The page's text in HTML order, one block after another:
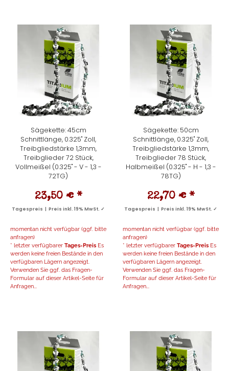
Sägekette: 45cm
Schnittlänge, 0.325" Zoll,
Treibgliedstärke 1,3mm,
Treibglieder 72 Stück,
Vollmeißel (0.325" - V - 1,3 -
72TG)
23,50 € *
Tagespreis | Preis inkl. 19% MwSt. ✓
momentan nicht verfügbar (ggf. bitte
anfragen)
* letzter verfügbarer Tages-Preis Es
werden keine freien Bestände in den
verfügbaren Lägern angezeigt.
Verwenden Sie ggf. das Fragen-
Formular auf dieser Artikel-Seite für
Anfragen...
Sägekette: 50cm
Schnittlänge, 0.325" Zoll,
Treibgliedstärke 1,3mm,
Treibglieder 78 Stück,
Halbmeißel (0.325" - H - 1,3 -
78TG)
22,70 € *
Tagespreis | Preis inkl. 19% MwSt. ✓
momentan nicht verfügbar (ggf. bitte
anfragen)
* letzter verfügbarer Tages-Preis Es
werden keine freien Bestände in den
verfügbaren Lägern angezeigt.
Verwenden Sie ggf. das Fragen-
Formular auf dieser Artikel-Seite für
Anfragen...